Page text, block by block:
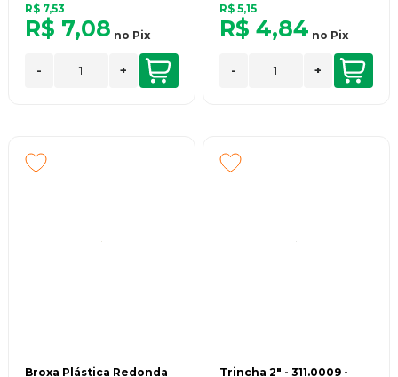
R$ 7,53
R$ 7,08 no Pix
- +
R$ 5,15
R$ 4,84 no Pix
- +
Broxa Plástica Redonda
Trincha 2" - 311.0009 -